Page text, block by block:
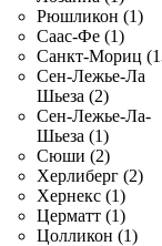
Рюшликон (1)
Саас-Фе (1)
Санкт-Мориц
Сен-Лежье-Ла
Шьеза (2)
Сен-Лежье-Ла-
Шьеза (1)
Сюши (2)
Херлиберг (2)
Хернекс (1)
Церматт (1)
Цолликон (1)